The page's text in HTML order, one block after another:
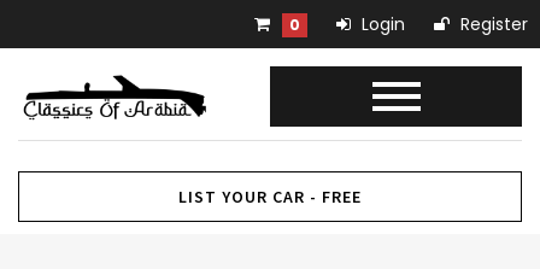
0 Login Register
LIST YOUR CAR - FREE